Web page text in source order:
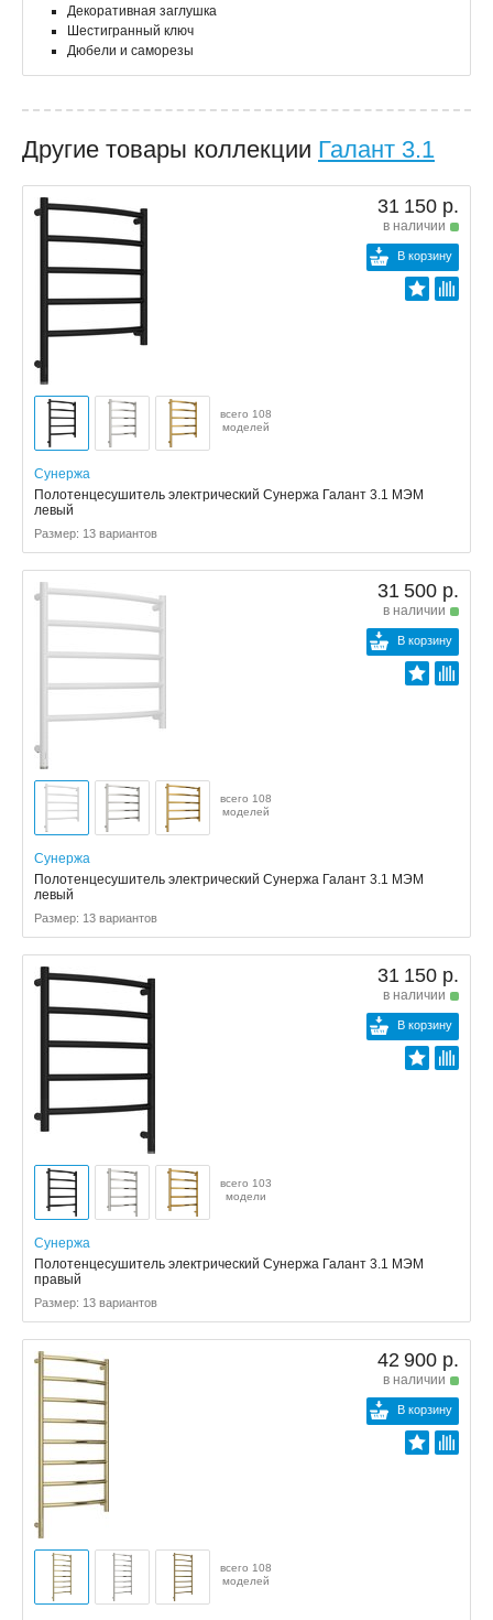
Декоративная заглушка
Шестигранный ключ
Дюбели и саморезы
Другие товары коллекции Галант 3.1
31 150 р.
в наличии
В корзину
всего 108
моделей
Сунержа
Полотенцесушитель электрический Сунержа Галант 3.1 МЭМ
левый
Размер: 13 вариантов
31 500 р.
в наличии
В корзину
всего 108
моделей
Сунержа
Полотенцесушитель электрический Сунержа Галант 3.1 МЭМ
левый
Размер: 13 вариантов
31 150 р.
в наличии
В корзину
всего 103
модели
Сунержа
Полотенцесушитель электрический Сунержа Галант 3.1 МЭМ
правый
Размер: 13 вариантов
42 900 р.
в наличии
В корзину
всего 108
моделей